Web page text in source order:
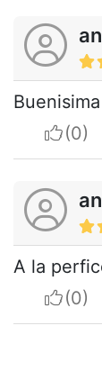
Buenisima
I
A la
I